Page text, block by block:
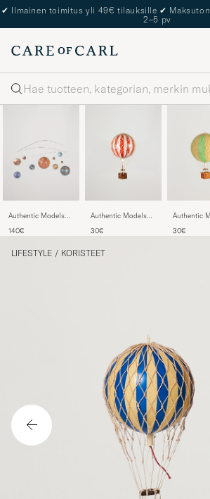
✔ Ilmainen toimitus yli 49€ tilauksille ✔
2–5 pv
Haku
Authentic Models
System
140€
Authentic Models
Skies Balloon
30€
Authentic
Skies
30€
LIFESTYLE / KORISTEET